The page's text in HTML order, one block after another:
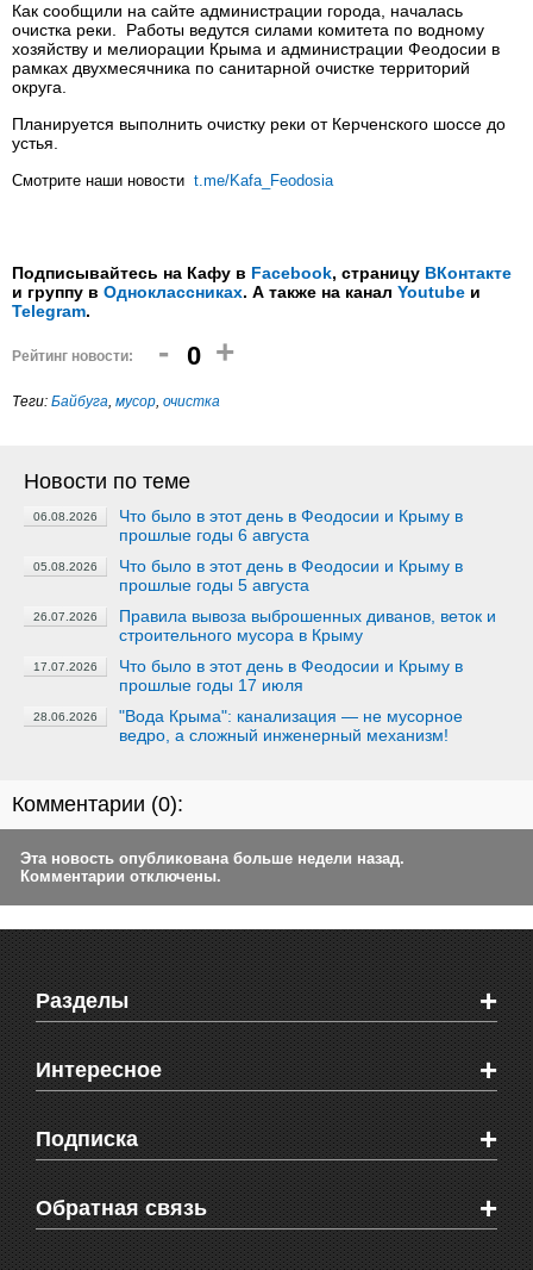
Как сообщили на сайте администрации города, началась
очистка реки. Работы ведутся силами комитета по водному
хозяйству и мелиорации Крыма и администрации Феодосии в
рамках двухмесячника по санитарной очистке территорий
округа.
Планируется выполнить очистку реки от Керченского шоссе до
устья.
Смотрите наши новости t.me/Kafa_Feodosia
Подписывайтесь на Кафу в Facebook, страницу ВКонтакте
и группу в Одноклассниках. А также на канал Youtube и
Telegram.
Рейтинг новости: - 0 +
Теги: Байбуга, мусор, очистка
Новости по теме
06.08.2026
Что было в этот день в Феодосии и Крыму в
прошлые годы 6 августа
05.08.2026
Что было в этот день в Феодосии и Крыму в
прошлые годы 5 августа
26.07.2026
Правила вывоза выброшенных диванов, веток и
строительного мусора в Крыму
17.07.2026
Что было в этот день в Феодосии и Крыму в
прошлые годы 17 июля
28.06.2026
"Вода Крыма": канализация — не мусорное
ведро, а сложный инженерный механизм!
Комментарии (0):
Эта новость опубликована больше недели назад.
Комментарии отключены.
Разделы +
Новости Феодосии
Новости Крыма
Мировые новости
Объявления
Здоровье
СМС мнения читателей
Интересное +
Видео о Феодосии
Веб-камеры Феодосии
Блоги феодосийцев
Школы Феодосии
Подписка +
Печатная версия газеты "Кафа"
RSS
Обратная связь +
Рекламодателям